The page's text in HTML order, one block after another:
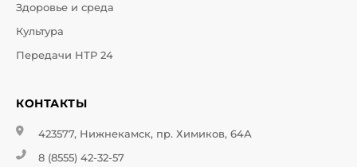
Здоровье и среда
Культура
Передачи НТР 24
КОНТАКТЫ
423577, Нижнекамск, пр. Химиков, 64А
8 (8555) 42-32-57